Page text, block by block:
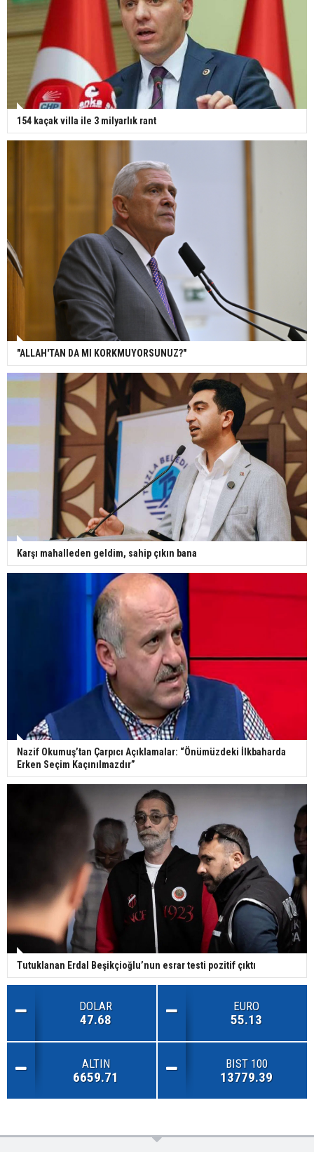
154 kaçak villa ile 3 milyarlık rant
"ALLAH'TAN DA MI KORKMUYORSUNUZ?"
Karşı mahalleden geldim, sahip çıkın bana
Nazif Okumuş’tan Çarpıcı Açıklamalar: “Önümüzdeki İlkbaharda
Erken Seçim Kaçınılmazdır”
Tutuklanan Erdal Beşikçioğlu’nun esrar testi pozitif çıktı
DOLAR
47.68
EURO
55.13
ALTIN
6659.71
BIST 100
13779.39